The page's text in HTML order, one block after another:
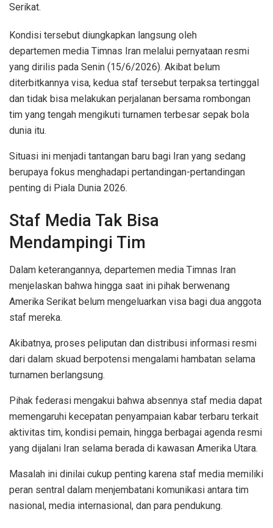
Serikat.
Kondisi tersebut diungkapkan langsung oleh
departemen media Timnas Iran melalui pernyataan resmi
yang dirilis pada Senin (15/6/2026). Akibat belum
diterbitkannya visa, kedua staf tersebut terpaksa tertinggal
dan tidak bisa melakukan perjalanan bersama rombongan
tim yang tengah mengikuti turnamen terbesar sepak bola
dunia itu.
Situasi ini menjadi tantangan baru bagi Iran yang sedang
berupaya fokus menghadapi pertandingan-pertandingan
penting di Piala Dunia 2026.
Staf Media Tak Bisa
Mendampingi Tim
Dalam keterangannya, departemen media Timnas Iran
menjelaskan bahwa hingga saat ini pihak berwenang
Amerika Serikat belum mengeluarkan visa bagi dua anggota
staf mereka.
Akibatnya, proses peliputan dan distribusi informasi resmi
dari dalam skuad berpotensi mengalami hambatan selama
turnamen berlangsung.
Pihak federasi mengakui bahwa absennya staf media dapat
memengaruhi kecepatan penyampaian kabar terbaru terkait
aktivitas tim, kondisi pemain, hingga berbagai agenda resmi
yang dijalani Iran selama berada di kawasan Amerika Utara.
Masalah ini dinilai cukup penting karena staf media memiliki
peran sentral dalam menjembatani komunikasi antara tim
nasional, media internasional, dan para pendukung.